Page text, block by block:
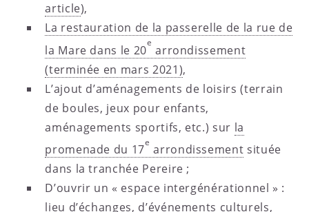
article),
La restauration de la passerelle de la rue de
la Mare dans le 20
e
arrondissement
(terminée en mars 2021),
L’ajout d’aménagements de loisirs (terrain
de boules, jeux pour enfants,
aménagements sportifs, etc.) sur la
promenade du 17
e
arrondissement située
dans la tranchée Pereire ;
D’ouvrir un « espace intergénérationnel » :
lieu d’échanges, d’événements culturels,